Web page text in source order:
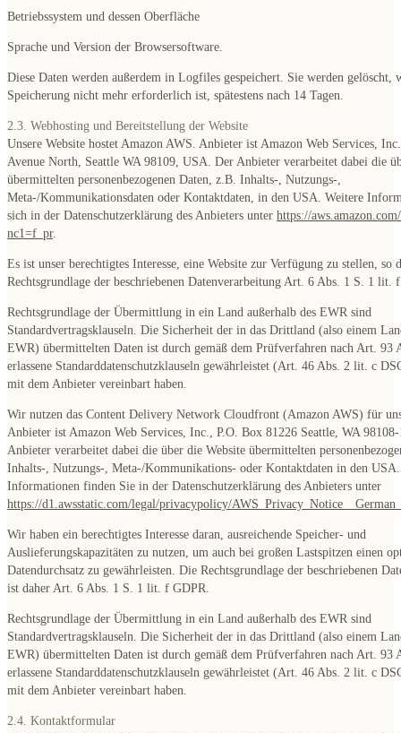
Betriebssystem und dessen Oberfläche
Sprache und Version der Browsersoftware.
Diese Daten werden außerdem in Logfiles gespeichert. Sie werden gelöscht,
Speicherung nicht mehr erforderlich ist, spätestens nach 14 Tagen.
2.3. Webhosting und Bereitstellung der Website
Unsere Website hostet Amazon AWS. Anbieter ist Amazon Web Services,
Avenue North, Seattle WA 98109, USA. Der Anbieter verarbeitet dabei die
übermittelten personenbezogenen Daten, z.B. Inhalts-, Nutzungs-,
Meta-/Kommunikationsdaten oder Kontaktdaten, in den USA. Weitere
sich in der Datenschutzerklärung des Anbieters unter https://
nc1=f_pr.
Es ist unser berechtigtes Interesse, eine Website zur Verfügung zu stellen, so
Rechtsgrundlage der beschriebenen Datenverarbeitung Art. 6 Abs. 1 S. 1 lit.
Rechtsgrundlage der Übermittlung in ein Land außerhalb des EWR sind
Standardvertragsklauseln. Die Sicherheit der in das Drittland (also einem
EWR) übermittelten Daten ist durch gemäß dem Prüfverfahren nach Art. 93
erlassene Standarddatenschutzklauseln gewährleistet (Art. 46 Abs. 2 lit. c
mit dem Anbieter vereinbart haben.
Wir nutzen das Content Delivery Network Cloudfront (Amazon AWS) für
Anbieter ist Amazon Web Services, Inc., P.O. Box 81226 Seattle, WA
Anbieter verarbeitet dabei die über die Website übermittelten
Inhalts-, Nutzungs-, Meta-/Kommunikations- oder Kontaktdaten in den
Informationen finden Sie in der Datenschutzerklärung des Anbieters unter
https://d1.awsstatic.com/legal/privacypolicy/
Wir haben ein berechtigtes Interesse daran, ausreichende Speicher- und
Auslieferungskapazitäten zu nutzen, um auch bei großen Lastspitzen einen
Datendurchsatz zu gewährleisten. Die Rechtsgrundlage der beschriebenen
ist daher Art. 6 Abs. 1 S. 1 lit. f GDPR.
Rechtsgrundlage der Übermittlung in ein Land außerhalb des EWR sind
Standardvertragsklauseln. Die Sicherheit der in das Drittland (also einem
EWR) übermittelten Daten ist durch gemäß dem Prüfverfahren nach Art. 93
erlassene Standarddatenschutzklauseln gewährleistet (Art. 46 Abs. 2 lit. c
mit dem Anbieter vereinbart haben.
2.4. Kontaktformular